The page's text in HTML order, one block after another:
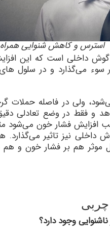
استرس و کاهش شنوایی
گوش داخلی است که این
می‌گذارد و در سلول
ولی در فاصله حملات
و فقط در وضع تعادلی
افزایش فشار خون می‌شود
نیز تاثیر می‌گذارد.
هم بر فشار خون و هم
وجود دارد؟